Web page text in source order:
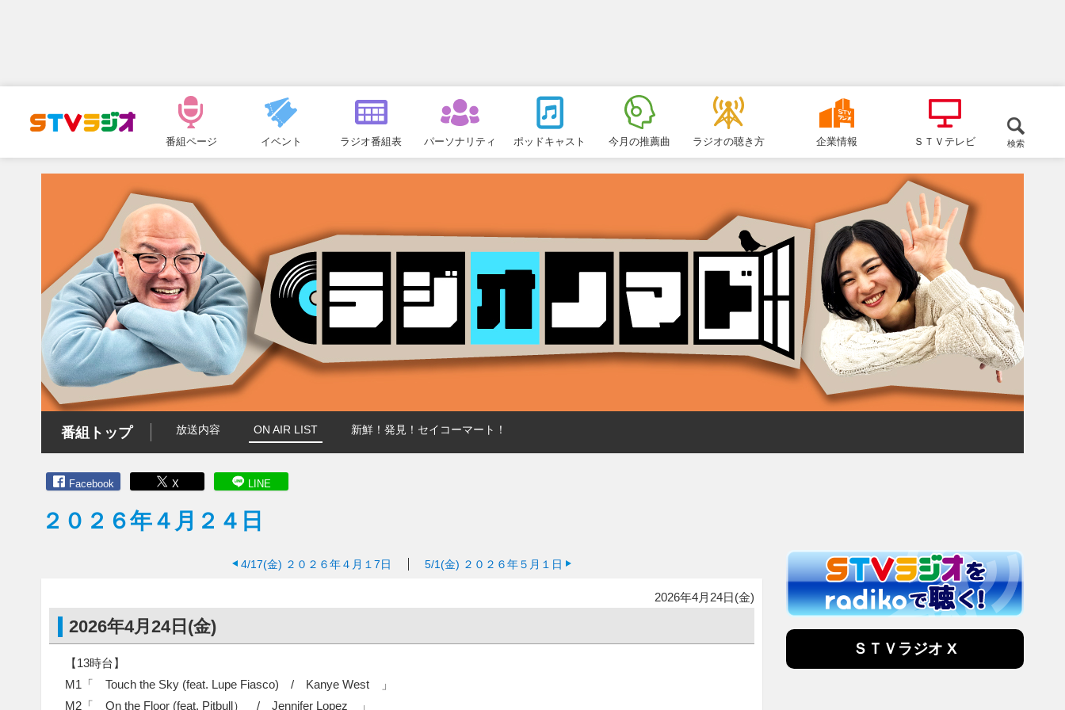
ュ
ー
番組ページ イベント ラジオ番組表 パーソナリティ ポッドキャスト 今月の推薦曲 ラジオの聴き方 企業情報 ＳＴＶテレビ 検索
番組トップ 放送内容 ON AIR LIST 新鮮！発見！セイコーマート！
Facebook X LINE
２０２６年４月２４日
4/17(金) ２０２６年４月１7日 5/1(金) ２０２６年５月１日
2026年4月24日(金)
2026年4月24日(金)
【13時台】
M1「 Touch the Sky (feat. Lupe Fiasco) / Kanye West 」
M2「 On the Floor (feat. Pitbull） / Jennifer Lopez 」
ＳＴＶラジオ X